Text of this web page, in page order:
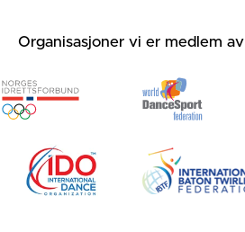
Organisasjoner vi er medlem av